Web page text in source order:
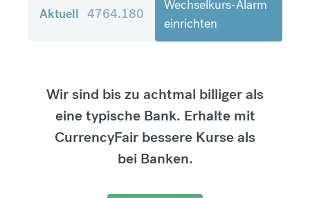
Aktuell 4764.180
Wechselkurs-Alarm
einrichten
Wir sind bis zu achtmal billiger als
eine typische Bank. Erhalte mit
CurrencyFair bessere Kurse als
bei Banken.